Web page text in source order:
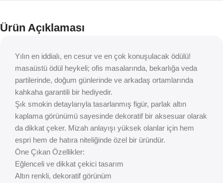
Ürün Açıklaması
Yılın en iddialı, en cesur ve en çok konuşulacak ödülü!
masaüstü ödül heykeli; ofis masalarında, bekarlığa veda
partilerinde, doğum günlerinde ve arkadaş ortamlarında
kahkaha garantili bir hediyedir.
Şık smokin detaylarıyla tasarlanmış figür, parlak altın
kaplama görünümü sayesinde dekoratif bir aksesuar olarak
da dikkat çeker. Mizah anlayışı yüksek olanlar için hem
espri hem de hatıra niteliğinde özel bir üründür.
Öne Çıkan Özellikler:
Eğlenceli ve dikkat çekici tasarım
Altın renkli, dekoratif görünüm